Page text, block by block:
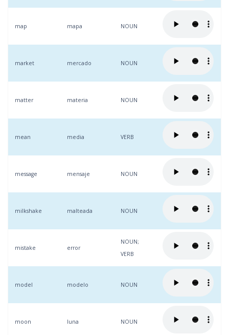
map mapa NOUN
market mercado NOUN
matter materia NOUN
mean media VERB
message mensaje NOUN
milkshake malteada NOUN
mistake error
NOUN;
VERB
model modelo NOUN
moon luna NOUN